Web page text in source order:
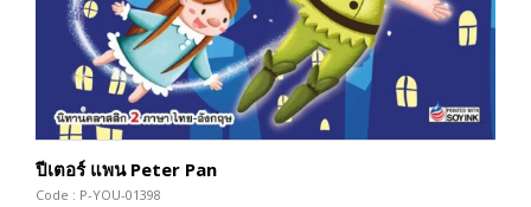
ปีเตอร์ แพน Peter Pan
Code : P-YOU-01398